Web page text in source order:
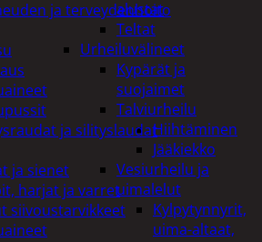
alustat
Teltat
Urheiluvälineet
Kypärät ja
suojaimet
Talviurheilu
Hiihtäminen
Jääkiekko
Vesiurheilu ja
uimalelut
Kylpytynnyrit,
uima-altaat,
ja terveydenhoito
ja silityslaudat
ja sienet
harjat ja varret
siivoustarvikkeet